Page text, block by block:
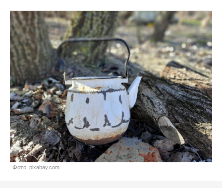
Фото: pixabay.com